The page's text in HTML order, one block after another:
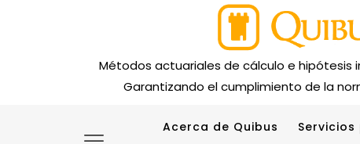
Métodos actuariales de cálculo e hipótesis
Garantizando el cumplimiento de la
Acerca de Quibus